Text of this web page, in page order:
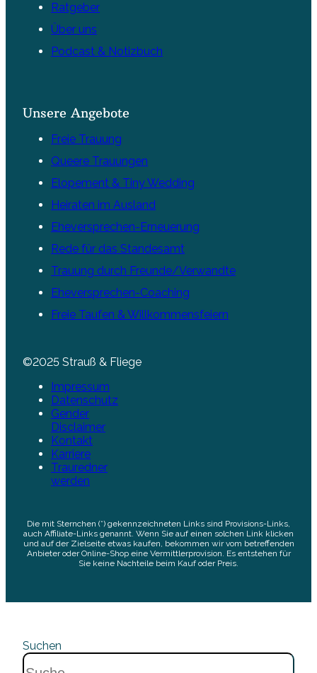
Ratgeber
Über uns
Podcast & Notizbuch
Unsere Angebote
Freie Trauung
Queere Trauungen
Elopement & Tiny Wedding
Heiraten im Ausland
Eheversprechen-Erneuerung
Rede für das Standesamt
Trauung durch Freunde/Verwandte
Eheversprechen-Coaching
Freie Taufen & Willkommensfeiern
©2025 Strauß & Fliege
Impressum
Datenschutz
Gender
Disclaimer
Kontakt
Karriere
Trauredner
werden
Die mit Sternchen (*) gekennzeichneten Links sind Provisions-Links,
auch Affiliate-Links genannt. Wenn Sie auf einen solchen Link klicken
und auf der Zielseite etwas kaufen, bekommen wir vom betreffenden
Anbieter oder Online-Shop eine Vermittlerprovision. Es entstehen für
Sie keine Nachteile beim Kauf oder Preis.
Suchen